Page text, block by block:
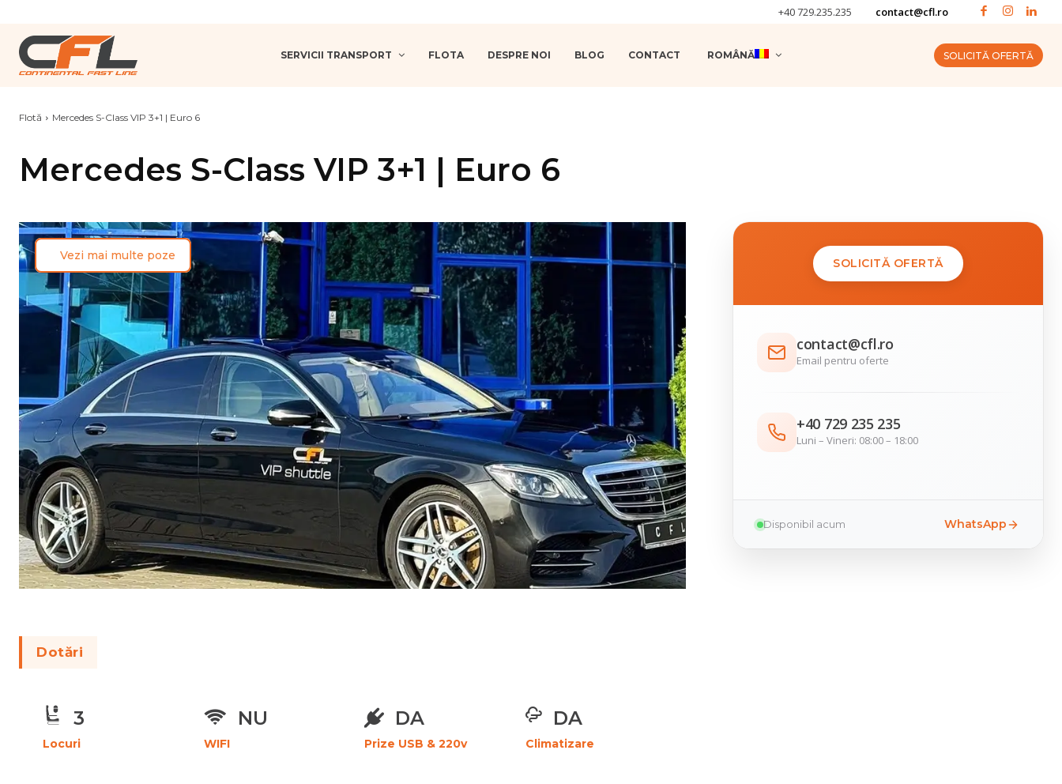
+40 729.235.235 contact@cfl.ro
SERVICII TRANSPORT FLOTA DESPRE NOI BLOG CONTACT ROMÂNĂ SOLICITĂ OFERTĂ
Flotă Mercedes S-Class VIP 3+1 | Euro 6
Mercedes S-Class VIP 3+1 | Euro 6
Vezi mai multe poze
Dotări
3
Locuri
NU
WIFI
DA
Prize USB & 220v
DA
Climatizare
SOLICITĂ OFERTĂ
contact@cfl.ro
Email pentru oferte
+40 729 235 235
Luni – Vineri: 08:00 – 18:00
Disponibil acum WhatsApp